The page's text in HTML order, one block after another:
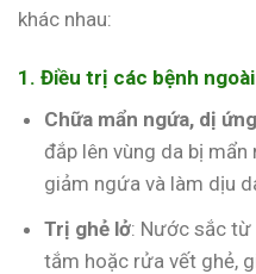
khác nhau:
1. Điều trị các bệnh
Chữa mẩn ngứa, dị ứng
đắp lên vùng da bị
giảm ngứa và làm dịu
Trị ghẻ lở: Nước sắc từ
tắm hoặc rửa vết ghẻ,